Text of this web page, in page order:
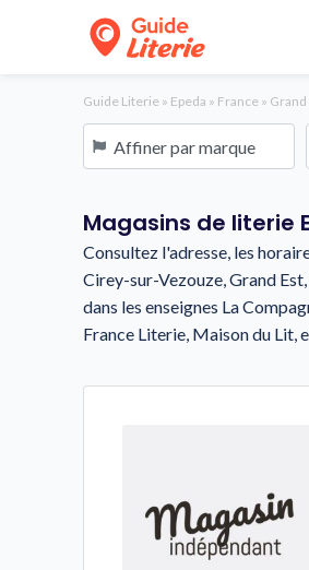
Guide Literie » Epeda » France » Grand
Affiner par marque
Magasins de literie
Consultez l'adresse, les
Cirey-sur-Vezouze, Grand
dans les enseignes La
France Literie, Maison du Lit,